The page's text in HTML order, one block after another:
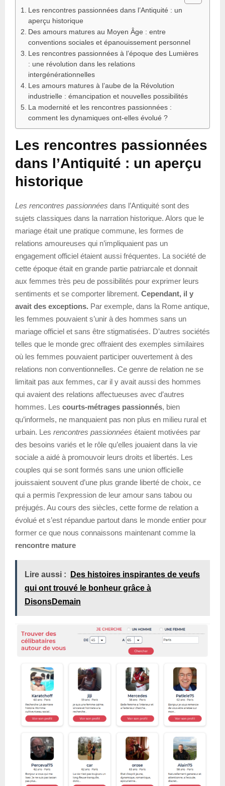
Les rencontres passionnées dans l’Antiquité : un
aperçu historique
Des amours matures au Moyen Âge : entre
conventions sociales et épanouissement personnel
Les rencontres passionnées à l’époque des Lumières
: une révolution dans les relations
intergénérationnelles
Les amours matures à l’aube de la Révolution
industrielle : émancipation et nouvelles possibilités
La modernité et les rencontres passionnées :
comment les dynamiques ont-elles évolué ?
Les rencontres passionnées
dans l’Antiquité : un aperçu
historique
Les rencontres passionnées dans l’Antiquité sont des
sujets classiques dans la narration historique. Alors que le
mariage était une pratique commune, les formes de
relations amoureuses qui n’impliquaient pas un
engagement officiel étaient aussi fréquentes. La société de
cette époque était en grande partie patriarcale et donnait
aux femmes très peu de possibilités pour exprimer leurs
sentiments et se comporter librement. Cependant, il y
avait des exceptions. Par exemple, dans la Rome antique,
les femmes pouvaient s’unir à des hommes sans un
mariage officiel et sans être stigmatisées. D’autres sociétés
telles que le monde grec offraient des exemples similaires
où les femmes pouvaient participer ouvertement à des
relations non conventionnelles. Ce genre de relation ne se
limitait pas aux femmes, car il y avait aussi des hommes
qui avaient des relations affectueuses avec d’autres
hommes. Les courts-métrages passionnés, bien
qu’informels, ne manquaient pas non plus en milieu rural et
urbain. Les rencontres passionnées étaient motivées par
des besoins variés et le rôle qu’elles jouaient dans la vie
sociale a aidé à promouvoir leurs droits et libertés. Les
couples qui se sont formés sans une union officielle
jouissaient souvent d’une plus grande liberté de choix, ce
qui a permis l’expression de leur amour sans tabou ou
préjugés. Au cours des siècles, cette forme de relation a
évolué et s’est répandue partout dans le monde entier pour
former ce que nous connaissons maintenant comme la
rencontre mature
Lire aussi :
Des histoires inspirantes de veufs
qui ont trouvé le bonheur grâce à
DisonsDemain